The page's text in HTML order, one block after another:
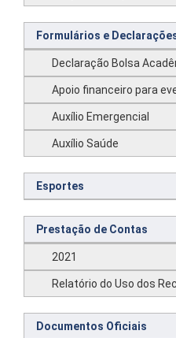
Formulários e
Declaração Bolsa
Apoio financeiro para
Auxílio Emergencial
Auxílio Saúde
Esportes
Prestação de Contas
2021
Relatório do Uso dos
Documentos Oficiais